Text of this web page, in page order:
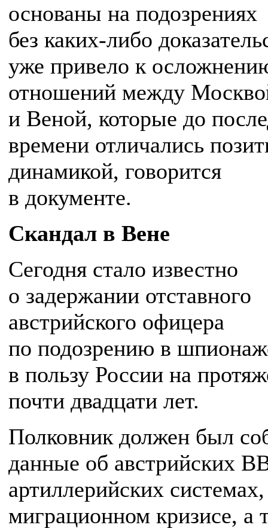
основаны на подозрениях
без каких-либо
уже привело к
отношений между
и Веной, которые до
времени отличались
динамикой, говорится
в документе.
Скандал в Вене
Сегодня стало известно
о задержании отставного
австрийского офицера
по подозрению в
в пользу России на
почти двадцати лет.
Полковник должен был
данные об австрийских
артиллерийских системах,
миграционном кризисе, а